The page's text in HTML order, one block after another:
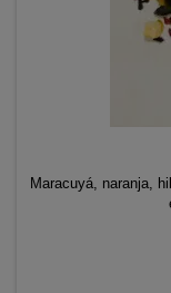
Maracuyá, naranja,